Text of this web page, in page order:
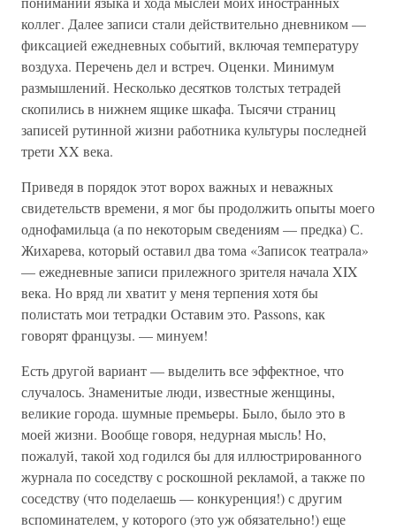
коллег. Далее записи стали действительно дневником —
фиксацией ежедневных событий, включая температуру
воздуха. Перечень дел и встреч. Оценки. Минимум
размышлений. Несколько десятков толстых тетрадей
скопились в нижнем ящике шкафа. Тысячи страниц
записей рутинной жизни работника культуры последней
трети XX века.
Приведя в порядок этот ворох важных и неважных
свидетельств времени, я мог бы продолжить опыты моего
однофамильца (а по некоторым сведениям — предка) С.
Жихарева, который оставил два тома «Записок театрала»
— ежедневные записи прилежного зрителя начала XIX
века. Но вряд ли хватит у меня терпения хотя бы
полистать мои тетрадки Оставим это. Passons, как
говорят французы. — минуем!
Есть другой вариант — выделить все эффектное, что
случалось. Знаменитые люди, известные женщины,
великие города. шумные премьеры. Было, было это в
моей жизни. Вообще говоря, недурная мысль! Но,
пожалуй, такой ход годился бы для иллюстрированного
журнала по соседству с роскошной рекламой, а также по
соседству (что поделаешь — конкуренция!) с другим
вспоминателем, у которого (это уж обязательно!) еще